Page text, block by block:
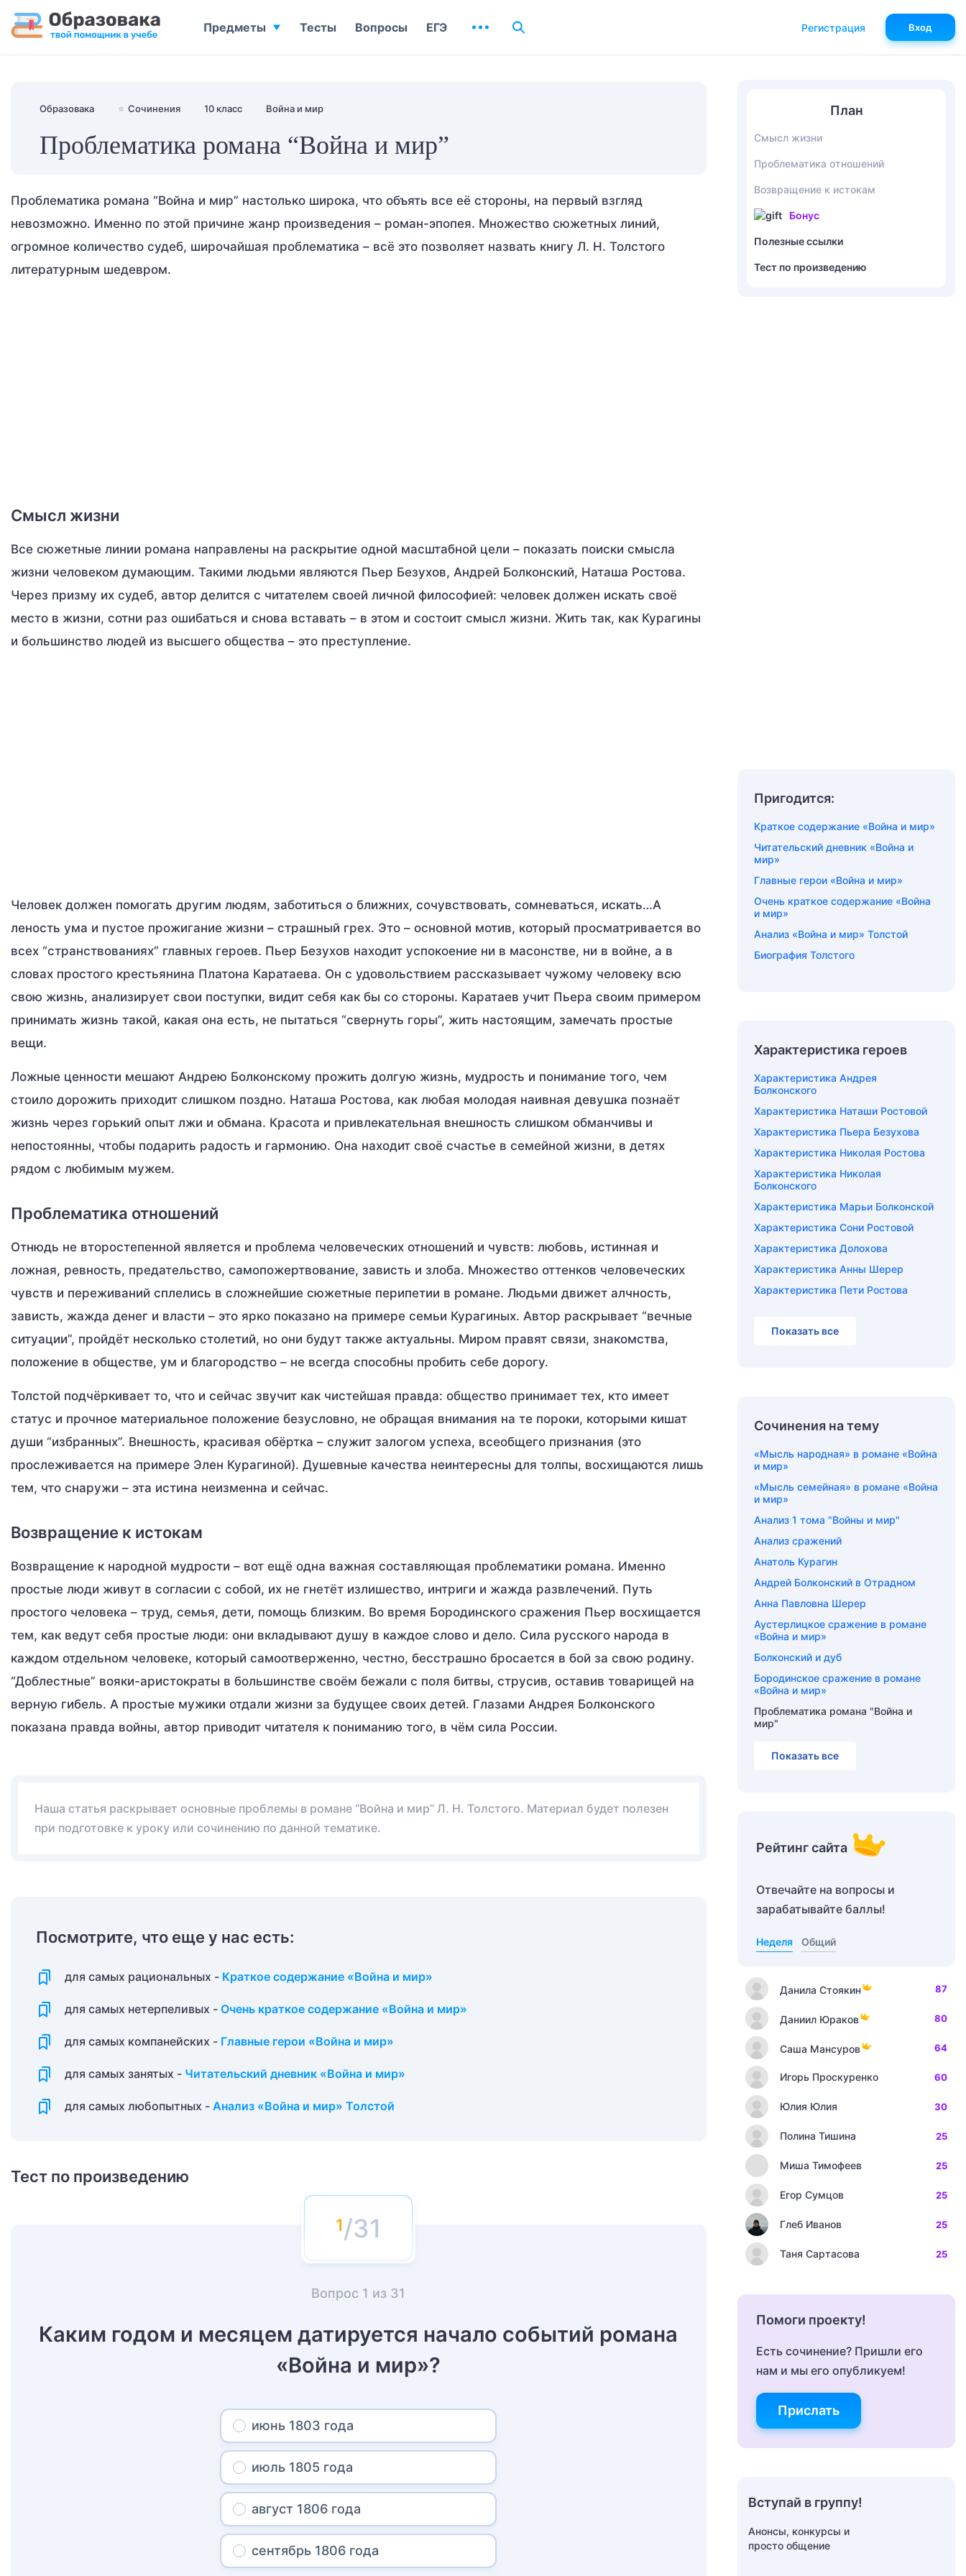
Образовака ⭐ Сочинения 10 класс Война и мир
Проблематика романа “Война и мир”
Проблематика романа “Война и мир” настолько широка, что объять все её стороны, на первый взгляд
невозможно. Именно по этой причине жанр произведения – роман-эпопея. Множество сюжетных линий,
огромное количество судеб, широчайшая проблематика – всё это позволяет назвать книгу Л. Н. Толстого
литературным шедевром.
Смысл жизни
Все сюжетные линии романа направлены на раскрытие одной масштабной цели – показать поиски смысла
жизни человеком думающим. Такими людьми являются Пьер Безухов, Андрей Болконский, Наташа Ростова.
Через призму их судеб, автор делится с читателем своей личной философией: человек должен искать своё
место в жизни, сотни раз ошибаться и снова вставать – в этом и состоит смысл жизни. Жить так, как Курагины
и большинство людей из высшего общества – это преступление.
Человек должен помогать другим людям, заботиться о ближних, сочувствовать, сомневаться, искать…А
леность ума и пустое прожигание жизни – страшный грех. Это – основной мотив, который просматривается во
всех “странствованиях” главных героев. Пьер Безухов находит успокоение ни в масонстве, ни в войне, а в
словах простого крестьянина Платона Каратаева. Он с удовольствием рассказывает чужому человеку всю
свою жизнь, анализирует свои поступки, видит себя как бы со стороны. Каратаев учит Пьера своим примером
принимать жизнь такой, какая она есть, не пытаться “свернуть горы”, жить настоящим, замечать простые
вещи.
Ложные ценности мешают Андрею Болконскому прожить долгую жизнь, мудрость и понимание того, чем
стоило дорожить приходит слишком поздно. Наташа Ростова, как любая молодая наивная девушка познаёт
жизнь через горький опыт лжи и обмана. Красота и привлекательная внешность слишком обманчивы и
непостоянны, чтобы подарить радость и гармонию. Она находит своё счастье в семейной жизни, в детях
рядом с любимым мужем.
Проблематика отношений
Отнюдь не второстепенной является и проблема человеческих отношений и чувств: любовь, истинная и
ложная, ревность, предательство, самопожертвование, зависть и злоба. Множество оттенков человеческих
чувств и переживаний сплелись в сложнейшие сюжетные перипетии в романе. Людьми движет алчность,
зависть, жажда денег и власти – это ярко показано на примере семьи Курагиных. Автор раскрывает “вечные
ситуации”, пройдёт несколько столетий, но они будут также актуальны. Миром правят связи, знакомства,
положение в обществе, ум и благородство – не всегда способны пробить себе дорогу.
Толстой подчёркивает то, что и сейчас звучит как чистейшая правда: общество принимает тех, кто имеет
статус и прочное материальное положение безусловно, не обращая внимания на те пороки, которыми кишат
души “избранных”. Внешность, красивая обёртка – служит залогом успеха, всеобщего признания (это
прослеживается на примере Элен Курагиной). Душевные качества неинтересны для толпы, восхищаются лишь
тем, что снаружи – эта истина неизменна и сейчас.
Возвращение к истокам
Возвращение к народной мудрости – вот ещё одна важная составляющая проблематики романа. Именно
простые люди живут в согласии с собой, их не гнетёт излишество, интриги и жажда развлечений. Путь
простого человека – труд, семья, дети, помощь близким. Во время Бородинского сражения Пьер восхищается
тем, как ведут себя простые люди: они вкладывают душу в каждое слово и дело. Сила русского народа в
каждом отдельном человеке, который самоотверженно, честно, бесстрашно бросается в бой за свою родину.
“Доблестные” вояки-аристократы в большинстве своём бежали с поля битвы, струсив, оставив товарищей на
верную гибель. А простые мужики отдали жизни за будущее своих детей. Глазами Андрея Болконского
показана правда войны, автор приводит читателя к пониманию того, в чём сила России.
Наша статья раскрывает основные проблемы в романе “Война и мир” Л. Н. Толстого. Материал будет полезен
при подготовке к уроку или сочинению по данной тематике.
Посмотрите, что еще у нас есть:
для самых рациональных - Краткое содержание «Война и мир»
для самых нетерпеливых - Очень краткое содержание «Война и мир»
для самых компанейских - Главные герои «Война и мир»
для самых занятых - Читательский дневник «Война и мир»
для самых любопытных - Анализ «Война и мир» Толстой
Тест по произведению
/31
Вопрос 1 из 31
Каким годом и месяцем датируется начало событий романа
«Война и мир»?
июнь 1803 года
июль 1805 года
август 1806 года
сентябрь 1806 года
План
Смысл жизни
Проблематика отношений
Возвращение к истокам
Бонус
Полезные ссылки
Тест по произведению
Пригодится:
Краткое содержание «Война и мир»
Читательский дневник «Война и
мир»
Главные герои «Война и мир»
Очень краткое содержание «Война
и мир»
Анализ «Война и мир» Толстой
Биография Толстого
Характеристика героев
Характеристика Андрея
Болконского
Характеристика Наташи Ростовой
Характеристика Пьера Безухова
Характеристика Николая Ростова
Характеристика Николая
Болконского
Характеристика Марьи Болконской
Характеристика Сони Ростовой
Характеристика Долохова
Характеристика Анны Шерер
Характеристика Пети Ростова
Показать все
Сочинения на тему
«Мысль народная» в романе «Война
и мир»
«Мысль семейная» в романе «Война
и мир»
Анализ 1 тома "Войны и мир"
Анализ сражений
Анатоль Курагин
Андрей Болконский в Отрадном
Анна Павловна Шерер
Аустерлицкое сражение в романе
«Война и мир»
Болконский и дуб
Бородинское сражение в романе
«Война и мир»
Проблематика романа "Война и
мир"
Показать все
Рейтинг сайта
Отвечайте на вопросы и
зарабатывайте баллы!
Неделя Общий
Данила Стоякин 87
Даниил Юраков 80
Саша Мансуров 64
Игорь Проскуренко 60
Юлия Юлия 30
Полина Тишина 25
Миша Тимофеев 25
Егор Сумцов 25
Глеб Иванов 25
Таня Сартасова 25
Помоги проекту!
Есть сочинение? Пришли его
нам и мы его опубликуем!
Прислать
Вступай в группу!
Анонсы, конкурсы и
просто общение
Предметы Тесты Вопросы ЕГЭ Регистрация Вход